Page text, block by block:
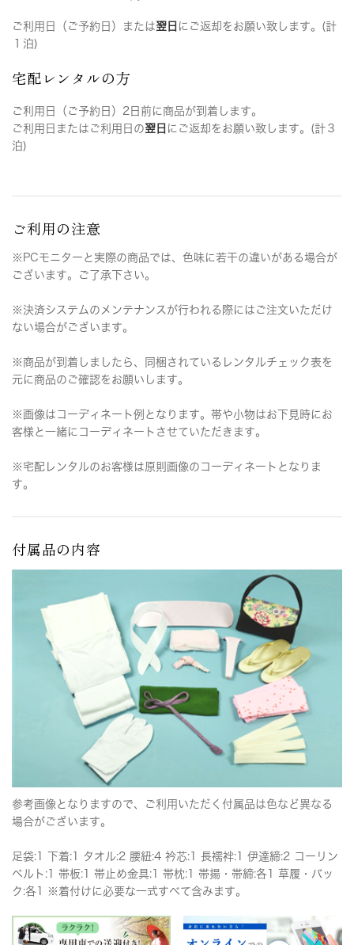
ご利用日（ご予約日）または翌日 にご返却をお願い致します。(計
１泊)
宅配レンタルの方
ご利用日（ご予約日）2日前に商品が到着します。
ご利用日またはご利用日の翌日 にご返却をお願い致します。(計３
泊)
ご利用の注意
※PCモニターと実際の商品では、色味に若干の違いがある場合が
ございます。ご了承下さい。
※決済システムのメンテナンスが行われる際にはご注文いただけ
ない場合がございます。
※商品が到着しましたら、同梱されているレンタルチェック表を
元に商品のご確認をお願いします。
※画像はコーディネート例となります。帯や小物はお下見時にお
客様と一緒にコーディネートさせていただきます。
※宅配レンタルのお客様は原則画像のコーディネートとなりま
す。
付属品の内容
参考画像となりますので、ご利用いただく付属品は色など異なる
場合がございます。
足袋:1 下着:1 タオル:2 腰紐:4 衿芯:1 長襦袢:1 伊達締:2 コーリン
ベルト:1 帯板:1 帯止め金具:1 帯枕:1 帯揚・帯締:各1 草履・バッ
ク:各1 ※着付けに必要な一式すべて含みます。